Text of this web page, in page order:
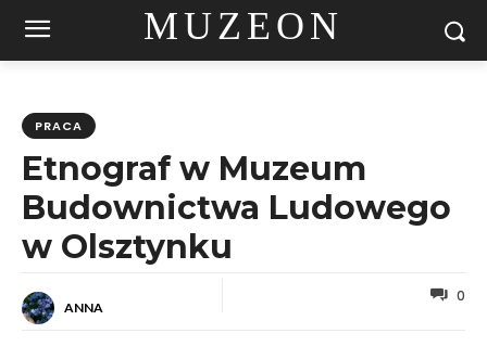
MUZEON
PRACA
Etnograf w Muzeum
Budownictwa Ludowego
w Olsztynku
ANNA
0